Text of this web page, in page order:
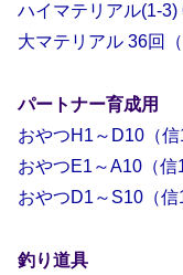
ハイマテリアル(1-3)
大マテリアル 36回（
パートナー育成用
おやつH1～D10（信
おやつE1～A10（信
おやつD1～S10（信
釣り道具